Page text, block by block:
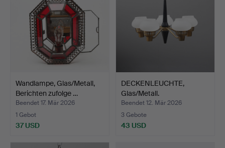
Wandlampe, Glas/Metall,
Berichten zufolge …
Beendet 17. Mär 2026
1 Gebot
37 USD
DECKENLEUCHTE,
Glas/Metall.
Beendet 12. Mär 2026
3 Gebote
43 USD